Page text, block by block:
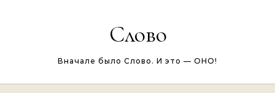
Слово
Вначале было Слово. И это — ОНО!